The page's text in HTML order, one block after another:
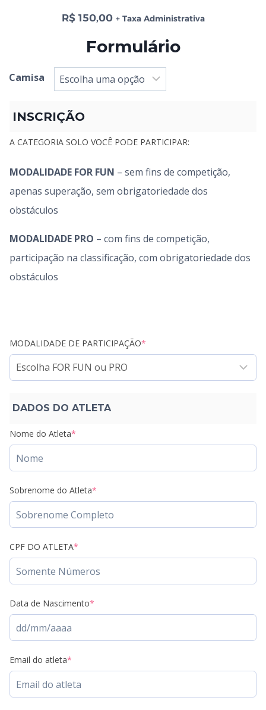
R$150,00 + Taxa Administrativa
Formulário
Camisa
INSCRIÇÃO
A CATEGORIA SOLO VOCÊ PODE PARTICIPAR:
MODALIDADE FOR FUN – sem fins de competição,
apenas superação, sem obrigatoriedade dos
obstáculos
MODALIDADE PRO – com fins de competição,
participação na classificação, com obrigatoriedade dos
obstáculos
MODALIDADE DE PARTICIPAÇÃO*
DADOS DO ATLETA
Nome do Atleta*
Sobrenome do Atleta*
CPF DO ATLETA*
Data de Nascimento*
Email do atleta*